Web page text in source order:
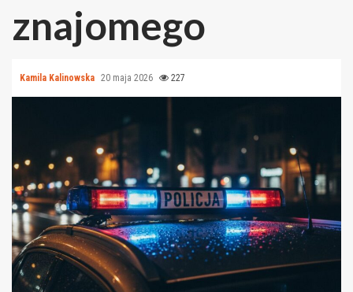
znajomego
Kamila Kalinowska 20 maja 2026 227